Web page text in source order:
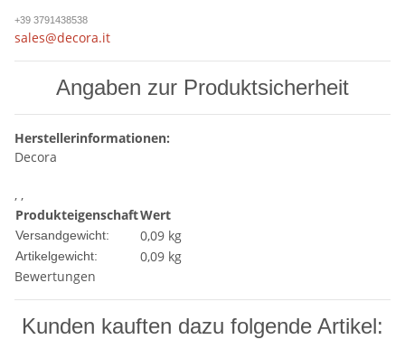
+39 3791438538
sales@decora.it
Angaben zur Produktsicherheit
Herstellerinformationen:
Decora
, ,
ProdukteigenschaftWert
Versandgewicht: 0,09 kg
Artikelgewicht: 0,09 kg
Bewertungen
Kunden kauften dazu folgende Artikel: